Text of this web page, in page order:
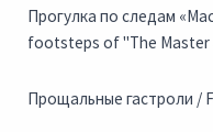
Прогулка по следам
footsteps of "The Master
Прощальные гастроли /